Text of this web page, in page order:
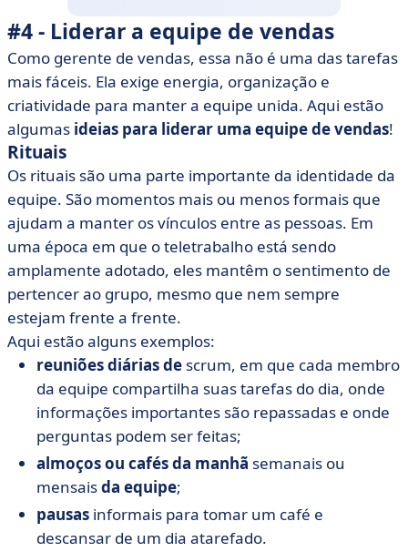
#4 - Liderar a equipe de vendas
Como gerente de vendas, essa não é uma das tarefas
mais fáceis. Ela exige energia, organização e
criatividade para manter a equipe unida. Aqui estão
algumas ideias para liderar uma equipe de vendas!
Rituais
Os rituais são uma parte importante da identidade da
equipe. São momentos mais ou menos formais que
ajudam a manter os vínculos entre as pessoas. Em
uma época em que o teletrabalho está sendo
amplamente adotado, eles mantêm o sentimento de
pertencer ao grupo, mesmo que nem sempre
estejam frente a frente.
Aqui estão alguns exemplos:
reuniões diárias de scrum, em que cada membro
da equipe compartilha suas tarefas do dia, onde
informações importantes são repassadas e onde
perguntas podem ser feitas;
almoços ou cafés da manhã semanais ou
mensaisda equipe;
pausas informais para tomar um café e
descansar de um dia atarefado.